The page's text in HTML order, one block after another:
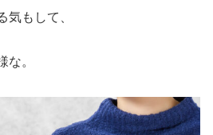
気もして、
な。